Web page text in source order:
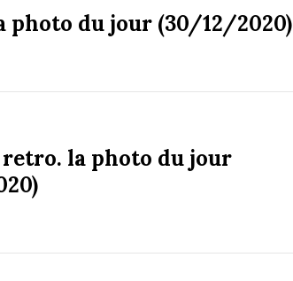
photo du jour (30/12/2020)
la photo du jour